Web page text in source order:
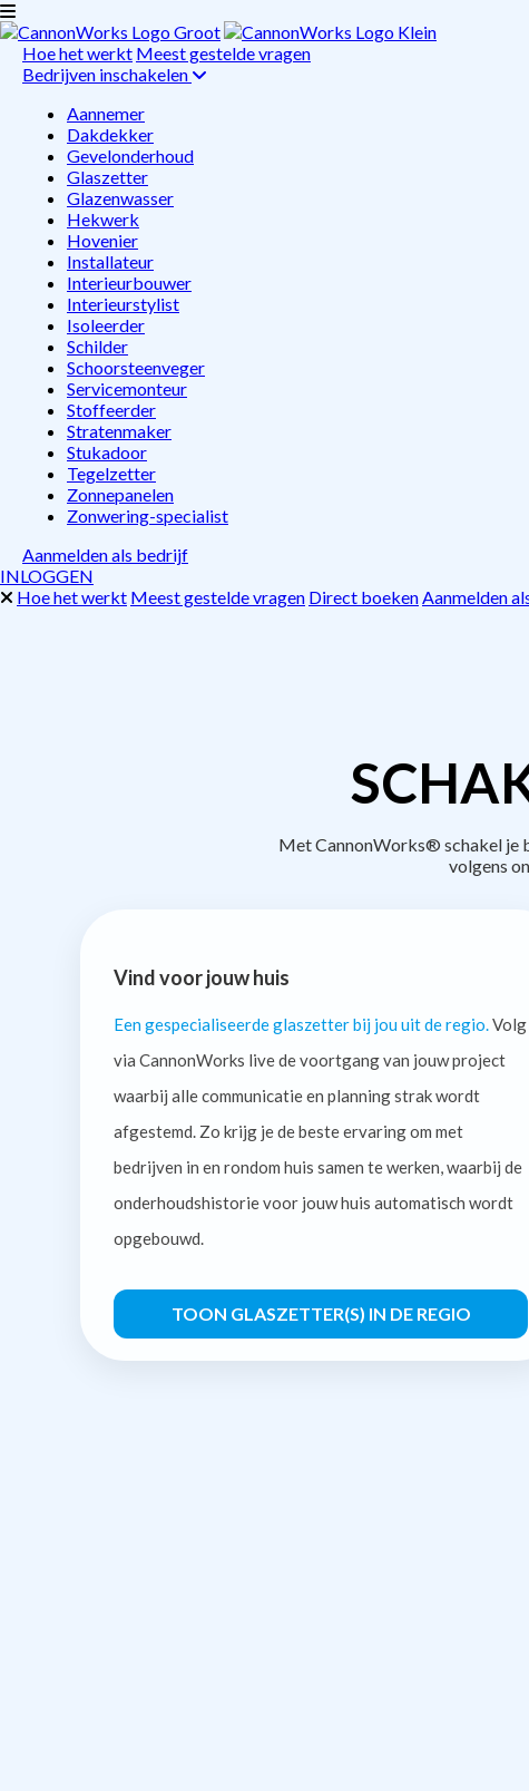
Hoe het werkt Meest gestelde vragen
Bedrijven inschakelen
Aannemer
Dakdekker
Gevelonderhoud
Glaszetter
Glazenwasser
Hekwerk
Hovenier
Installateur
Interieurbouwer
Interieurstylist
Isoleerder
Schilder
Schoorsteenveger
Servicemonteur
Stoffeerder
Stratenmaker
Stukadoor
Tegelzetter
Zonnepanelen
Zonwering-specialist
Aanmelden als bedrijf
INLOGGEN
Hoe het werkt Meest gestelde vragen Direct boekenAanmelden
Met CannonWorks® schakel je
volgens
Vind voor jouw huis
Een gespecialiseerde glaszetter bij jou uit de regio. Volg
via CannonWorks live de voortgang van jouw project
waarbij alle communicatie en planning strak wordt
afgestemd. Zo krijg je de beste ervaring om met
bedrijven in en rondom huis samen te werken, waarbij de
onderhoudshistorie voor jouw huis automatisch wordt
opgebouwd.
TOON GLASZETTER(S) IN DE REGIO